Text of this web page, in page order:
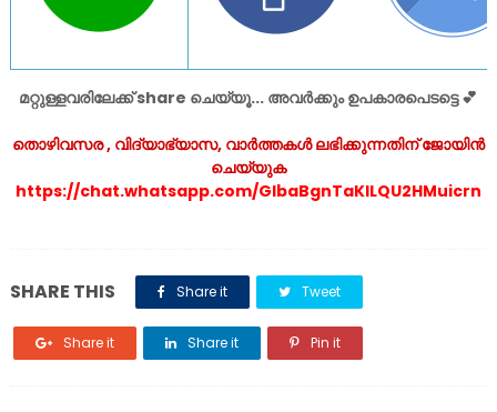
മറ്റുള്ളവരിലേക്ക് share ചെയ്യൂ... അവർക്കും ഉപകാരപെടട്ടെ 💕
തൊഴിവസര , വിദ്യാഭ്യാസ, വാർത്തകൾ ലഭിക്കുന്നതിന് ജോയിൻ
ചെയ്യുക
https://chat.whatsapp.com/GlbaBgnTaKlLQU2HMuicrn
SHARE THIS Share it Tweet
Share it Share it Pin it